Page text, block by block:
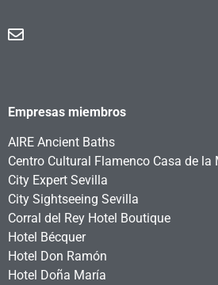
Empresas miembros
AIRE Ancient Baths
Centro Cultural Flamenco Casa de la
City Expert Sevilla
City Sightseeing Sevilla
Corral del Rey Hotel Boutique
Hotel Bécquer
Hotel Don Ramón
Hotel Doña María